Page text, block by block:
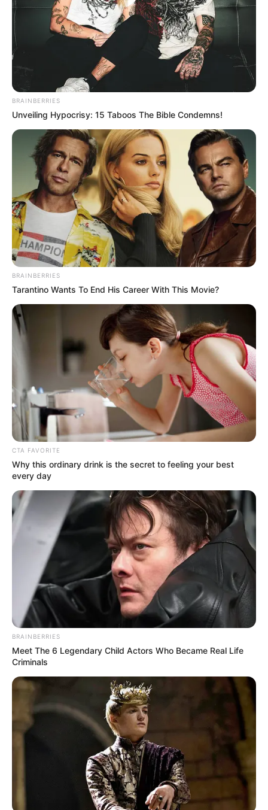
Anti Mainstream, 10 Cara
Membawa Barang Belanjaan
Versi Warga Thailand
Langka Banget! 10 Pose Lucu
Katak yang Bikin Ketawa
Gemes
Ambyar! 10 Kalimat Baper
Pakai Bahasa Jawa Ini Bikin
Galau Abis
Fail! 10 Potret Makanan Gagal
Dimasak yang Bikin Kamu
Nggak Selera
10 Pose Manekin Anti
Mainstream yang Konyol
Banget
8 Kata Lucu Seputar Malam
Minggu ala Jomblo yang Bikin
BRAINBERRIES
Unveiling Hypocrisy: 15 Taboos The Bible Condemns!
BRAINBERRIES
Tarantino Wants To End His Career With This Movie?
CTA FAVORITE
Why this ordinary drink is the secret to feeling your best
every day
BRAINBERRIES
Meet The 6 Legendary Child Actors Who Became Real Life
Criminals